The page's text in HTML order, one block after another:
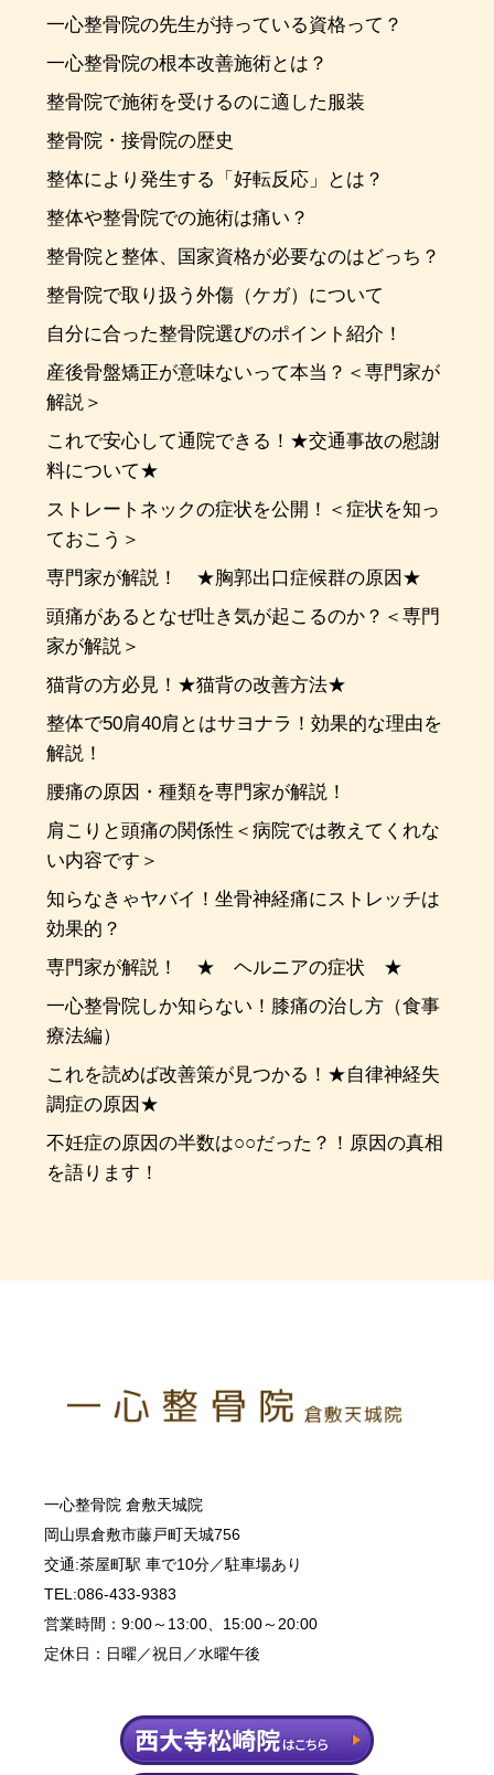
一心整骨院の先生が持っている資格って？
一心整骨院の根本改善施術とは？
整骨院で施術を受けるのに適した服装
整骨院・接骨院の歴史
整体により発生する「好転反応」とは？
整体や整骨院での施術は痛い？
整骨院と整体、国家資格が必要なのはどっち？
整骨院で取り扱う外傷（ケガ）について
自分に合った整骨院選びのポイント紹介！
産後骨盤矯正が意味ないって本当？＜専門家が
解説＞
これで安心して通院できる！★交通事故の慰謝
料について★
ストレートネックの症状を公開！＜症状を知っ
ておこう＞
専門家が解説！ ★胸郭出口症候群の原因★
頭痛があるとなぜ吐き気が起こるのか？＜専門
家が解説＞
猫背の方必見！★猫背の改善方法★
整体で50肩40肩とはサヨナラ！効果的な理由を
解説！
腰痛の原因・種類を専門家が解説！
肩こりと頭痛の関係性＜病院では教えてくれな
い内容です＞
知らなきゃヤバイ！坐骨神経痛にストレッチは
効果的？
専門家が解説！ ★ ヘルニアの症状 ★
一心整骨院しか知らない！膝痛の治し方（食事
療法編）
これを読めば改善策が見つかる！★自律神経失
調症の原因★
不妊症の原因の半数は○○だった？！原因の真相
を語ります！
一心整骨院 倉敷天城院
岡山県倉敷市藤戸町天城756
交通:茶屋町駅 車で10分／駐車場あり
TEL:086-433-9383
営業時間：9:00～13:00、15:00～20:00
定休日：日曜／祝日／水曜午後